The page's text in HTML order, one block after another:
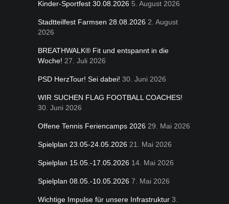
Kinder-Sportfest 30.08.2026 5. August 2026
Stadtteilfest Farmsen 28.08.2026 2. August
2026
BREATHWALK® Fit und entspannt in die
Woche! 27. Juli 2026
PSD HerzTour! Sei dabei! 30. Juni 2026
WIR SUCHEN FLAG FOOTBALL COACHES!
30. Juni 2026
Offene Tennis Feriencamps 2026 29. Mai 2026
Spielplan 23.05-24.05.2026 21. Mai 2026
Spielplan 15.05.-17.05.2026 14. Mai 2026
Spielplan 08.05.-10.05.2026 7. Mai 2026
Wichtige Impulse für unsere Infrastruktur 3.